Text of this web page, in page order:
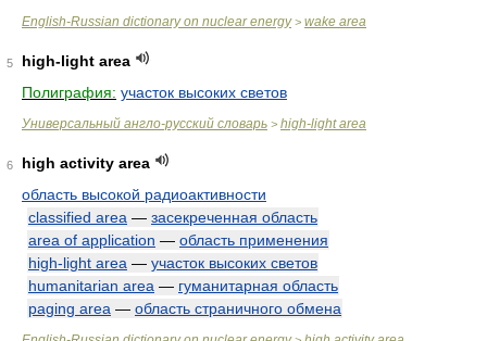
English-Russian dictionary on nuclear energy> wake area
5
high-light area
Полиграфия: участок высоких светов
Универсальный англо-русский словарь > high-light area
6
high activity area
область высокой радиоактивности
classified area — засекреченная область
area of application — область применения
high-light area — участок высоких светов
humanitarian area — гуманитарная область
paging area — область страничного обмена